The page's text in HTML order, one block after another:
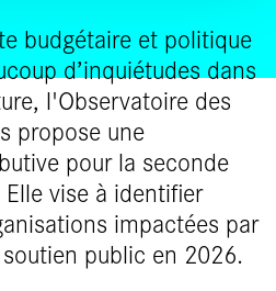
budgétaire et politique
d’inquiétudes dans
l'Observatoire des
propose une
pour la seconde
vise à identifier
impactées par
public en 2026.